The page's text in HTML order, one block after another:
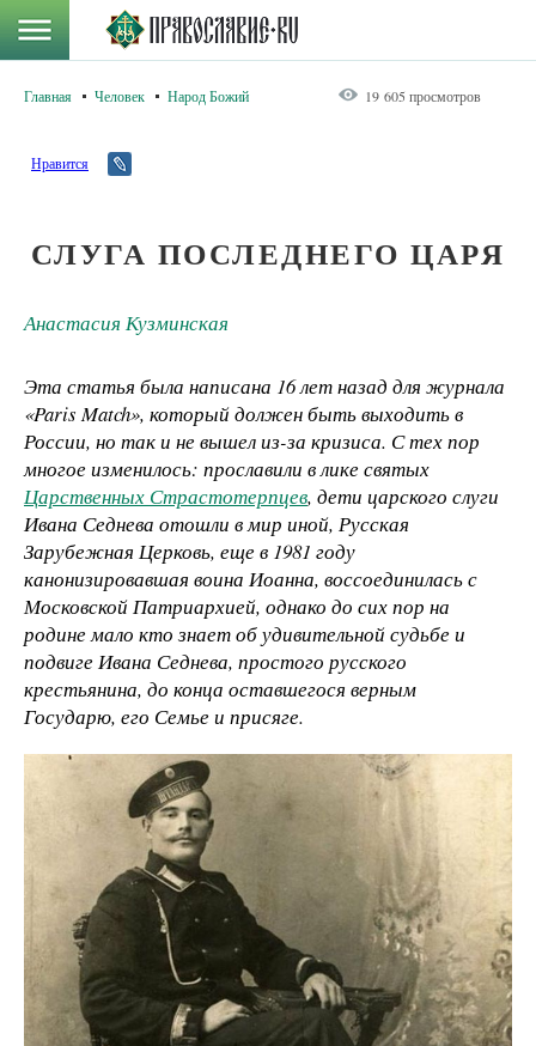
Главная Человек Народ Божий 19 605 просмотров
Нравится
СЛУГА ПОСЛЕДНЕГО ЦАРЯ
Анастасия Кузминская
Эта статья была написана 16 лет назад для журнала
«Paris Match», который должен быть выходить в
России, но так и не вышел из-за кризиса. С тех пор
многое изменилось: прославили в лике святых
Царственных Страстотерпцев, дети царского слуги
Ивана Седнева отошли в мир иной, Русская
Зарубежная Церковь, еще в 1981 году
канонизировавшая воина Иоанна, воссоединилась с
Московской Патриархией, однако до сих пор на
родине мало кто знает об удивительной судьбе и
подвиге Ивана Седнева, простого русского
крестьянина, до конца оставшегося верным
Государю, его Семье и присяге.